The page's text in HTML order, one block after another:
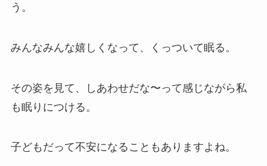
う。
みんなみんな嬉しくなって、くっついて眠る。
その姿を見て、しあわせだな〜って感じながら私
も眠りにつける。
子どもだって不安になることもありますよね。